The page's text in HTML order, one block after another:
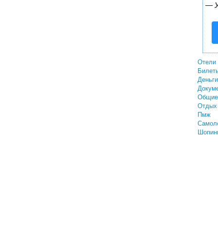
—
Отели
Деньги
Общие
Отдых
Пмж